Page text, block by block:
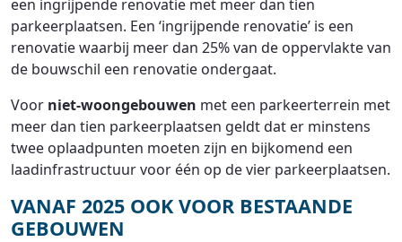
een ingrijpende renovatie met meer dan tien
parkeerplaatsen. Een ‘ingrijpende renovatie’ is een
renovatie waarbij meer dan 25% van de oppervlakte van
de bouwschil een renovatie ondergaat.
Voor niet-woongebouwen met een parkeerterrein met
meer dan tien parkeerplaatsen geldt dat er minstens
twee oplaadpunten moeten zijn en bijkomend een
laadinfrastructuur voor één op de vier parkeerplaatsen.
VANAF 2025 OOK VOOR BESTAANDE
GEBOUWEN